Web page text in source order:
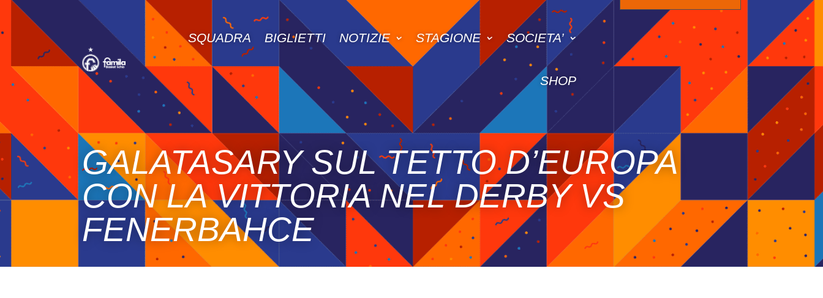
SQUADRA BIGLIETTI NOTIZIE STAGIONE SOCIETA’
SHOP
GALATASARY SUL TETTO D’EUROPA
CON LA VITTORIA NEL DERBY VS
FENERBAHCE